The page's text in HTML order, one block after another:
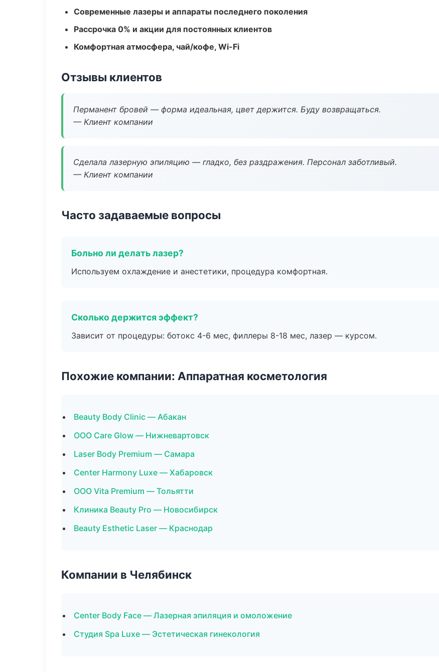
Современные лазеры и аппараты последнего поколения
Рассрочка 0% и акции для постоянных клиентов
Комфортная атмосфера, чай/кофе, Wi-Fi
Отзывы клиентов
Перманент бровей — форма идеальная, цвет держится. Буду возвращаться.
— Клиент компании
Сделала лазерную эпиляцию — гладко, без раздражения. Персонал заботливый.
— Клиент компании
Часто задаваемые вопросы
Больно ли делать лазер?
Используем охлаждение и анестетики, процедура комфортная.
Сколько держится эффект?
Зависит от процедуры: ботокс 4-6 мес, филлеры 8-18 мес, лазер — курсом.
Похожие компании: Аппаратная косметология
Beauty Body Clinic — Абакан
ООО Care Glow — Нижневартовск
Laser Body Premium — Самара
Center Harmony Luxe — Хабаровск
ООО Vita Premium — Тольятти
Клиника Beauty Pro — Новосибирск
Beauty Esthetic Laser — Краснодар
Компании в Челябинск
Center Body Face — Лазерная эпиляция и омоложение
Студия Spa Luxe — Эстетическая гинекология